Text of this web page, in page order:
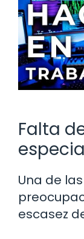
Falta
Una de
escasez